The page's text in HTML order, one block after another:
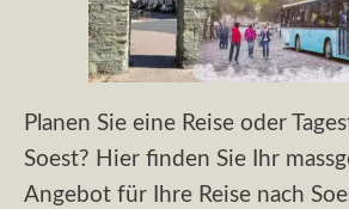
Planen Sie eine Reise oder
Soest? Hier finden Sie Ihr
Angebot für Ihre Reise nach